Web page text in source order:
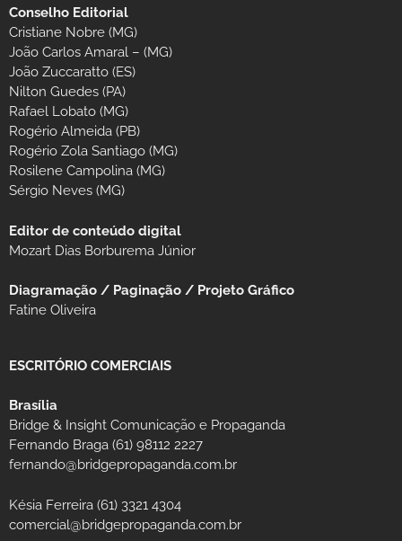
Conselho Editorial
Cristiane Nobre (MG)
João Carlos Amaral – (MG)
João Zuccaratto (ES)
Nilton Guedes (PA)
Rafael Lobato (MG)
Rogério Almeida (PB)
Rogério Zola Santiago (MG)
Rosilene Campolina (MG)
Sérgio Neves (MG)
Editor de conteúdo digital
Mozart Dias Borburema Júnior
Diagramação / Paginação / Projeto Gráfico
Fatine Oliveira
ESCRITÓRIO COMERCIAIS
Brasília
Bridge & Insight Comunicação e Propaganda
Fernando Braga (61) 98112 2227
fernando@bridgepropaganda.com.br
Késia Ferreira (61) 3321 4304
comercial@bridgepropaganda.com.br